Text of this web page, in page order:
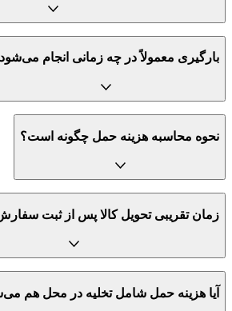
بارگیری معمولاً در چه زمانی انجام
نحوه محاسبه هزینه حمل چگونه است؟
زمان تقریبی تحویل کالا پس از ثبت
آیا هزینه حمل شامل تخلیه در محل هم